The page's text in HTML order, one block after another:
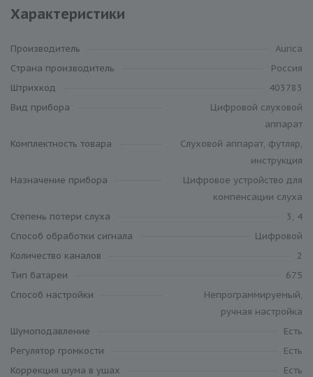
Характеристики
Производитель
Aurica
Cтрана производитель
Россия
Штрихкод
403783
Вид прибора
Цифровой слуховой
аппарат
Комплектность товара
Слуховой аппарат, футляр,
инструкция
Назначение прибора
Цифровое устройство для
компенсации слуха
Степень потери слуха
3, 4
Способ обработки сигнала
Цифровой
Количество каналов
2
Тип батареи
675
Способ настройки
Непрограммируемый,
ручная настройка
Шумоподавление
Есть
Регулятор громкости
Есть
Коррекция шума в ушах
Есть